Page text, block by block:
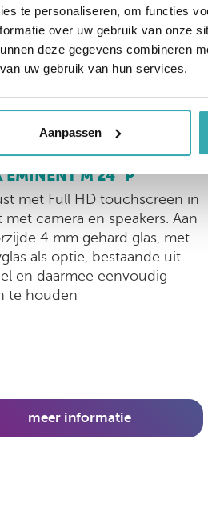
te personaliseren, om functies
over uw gebruik van onze
deze gegevens combineren
uw gebruik van hun services.
Aanpassen
EMINENT M 24" P
met Full HD touchscreen in
met camera en speakers. Aan
4 mm gehard glas, met
als optie, bestaande uit
en daarmee eenvoudig
te houden
meer informatie